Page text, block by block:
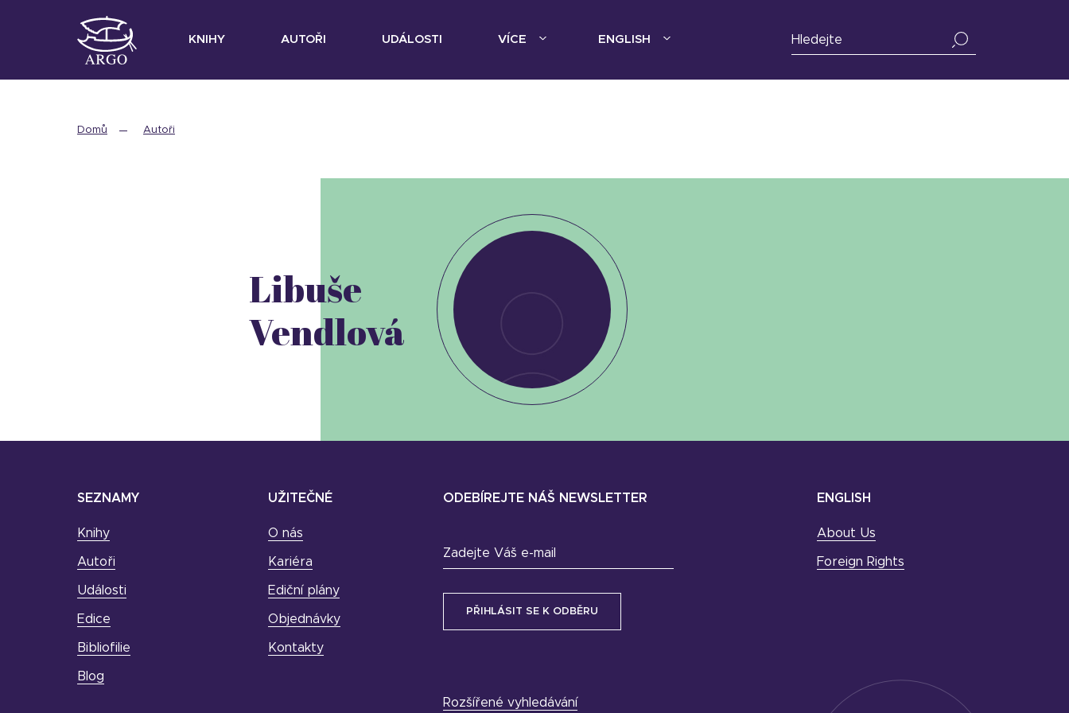
KNIHY AUTOŘI UDÁLOSTI VÍCE ENGLISH
Domů Autoři
Libuše
Vendlová
SEZNAMY
Knihy
Autoři
Události
Edice
Bibliofilie
Blog
UŽITEČNÉ
O nás
Kariéra
Ediční plány
Objednávky
Kontakty
ODEBÍREJTE NÁŠ NEWSLETTER
Zadejte Váš e-mail
Rozšířené vyhledávání
ENGLISH
About Us
Foreign Rights